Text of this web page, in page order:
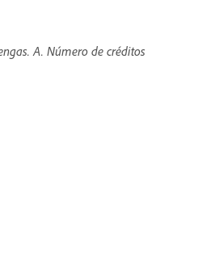
A. Número de créditos